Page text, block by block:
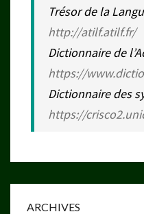
Trésor de la
http://atilf.atilf.fr/
Dictionnaire de
https://
Dictionnaire des
https://
ARCHIVES